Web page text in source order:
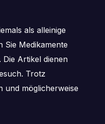
als alleinige
Sie Medikamente
Artikel dienen
Trotz
und möglicherweise